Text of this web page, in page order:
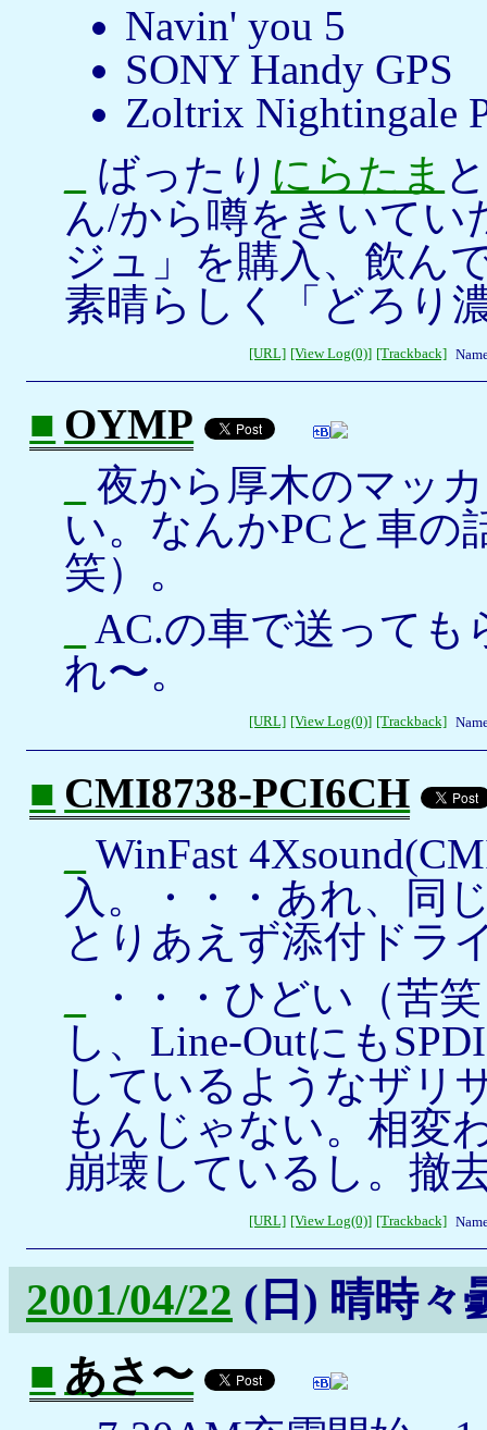
Navin' you 5
SONY Handy GPS
Zoltrix Nightingale
ばったり にらたま
ん/から噂をきいてい
ジュ」を購入、飲ん
素晴らしく「どろり
[URL] [View Log(0)] [Trackback]
■ OYMP
夜から厚木のマッ
い。なんかPCと車の
笑）。
AC.の車で送っても
れ〜。
[URL] [View Log(0)] [Trackback]
■ CMI8738-PCI6CH
WinFast
入。・・・あれ、同
とりあえず添付ドラ
・・・ひどい（苦
し、Line-Outにも
しているようなザリ
もんじゃない。相変
崩壊しているし。撤
[URL] [View Log(0)] [Trackback]
2001/04/22 (日) 晴時々
■ あさ〜